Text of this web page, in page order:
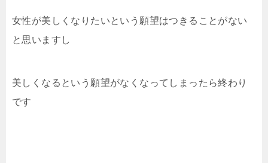
女性が美しくなりたいという願望はつきることがない
と思いますし
美しくなるという願望がなくなってしまったら終わり
です